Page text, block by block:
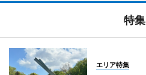
特集
エリア特集